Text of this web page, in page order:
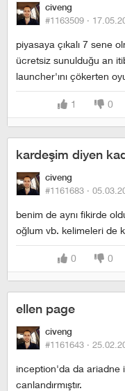
civeng
#1163509 ·
piyasaya çıkalı 7 sene
ücretsiz sunulduğu an
launcher'ını çökerten
1 0
kardeşim diyen
civeng
#1161683 ·
benim de aynı fikirde
oğlum vb. kelimeleri de
0 0
ellen page
civeng
#1161643 ·
inception'da da ariadne
canlandırmıştır.